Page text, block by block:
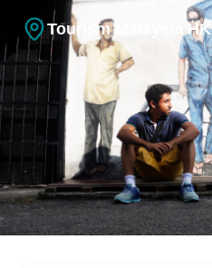
Tourism Malaysia HK